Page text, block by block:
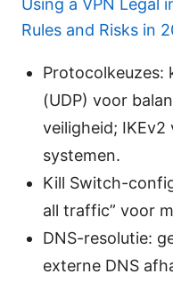
Using a VPN Legal
Rules and Risks in
Protocolkeuzes:
(UDP) voor
veiligheid;
systemen.
Kill Switch-
all traffic” voor
DNS-resolutie:
externe DNS